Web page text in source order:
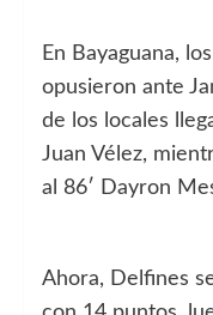
En Bayaguana,
opusieron ante
de los locales
Juan Vélez,
al 86′ Dayron
Ahora, Delfines